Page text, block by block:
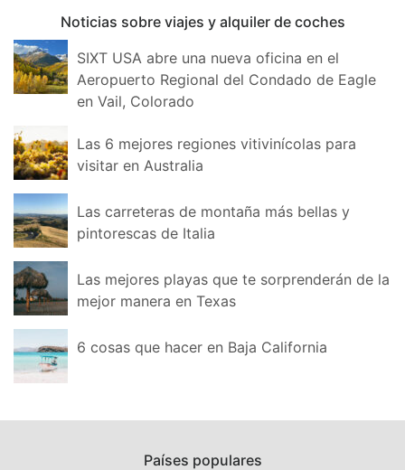
Noticias sobre viajes y alquiler de coches
SIXT USA abre una nueva oficina en el
Aeropuerto Regional del Condado de Eagle
en Vail, Colorado
Las 6 mejores regiones vitivinícolas para
visitar en Australia
Las carreteras de montaña más bellas y
pintorescas de Italia
Las mejores playas que te sorprenderán de la
mejor manera en Texas
6 cosas que hacer en Baja California
Países populares